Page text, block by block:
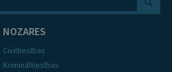
NOZARES
Civiltiesības
Krimināltiesības